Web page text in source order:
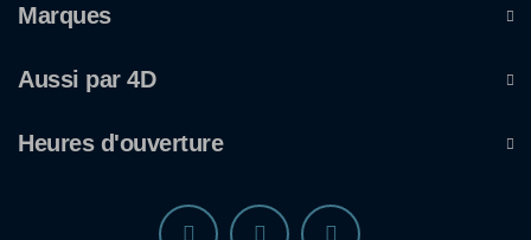
Marques
Aussi par 4D
Heures d'ouverture